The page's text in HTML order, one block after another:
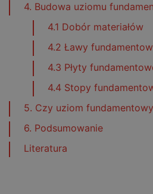
4. Budowa uziomu
4.1 Dobór materiałów
4.2 Ławy
4.3 Płyty
4.4 Stopy
5. Czy uziom
6. Podsumowanie
Literatura